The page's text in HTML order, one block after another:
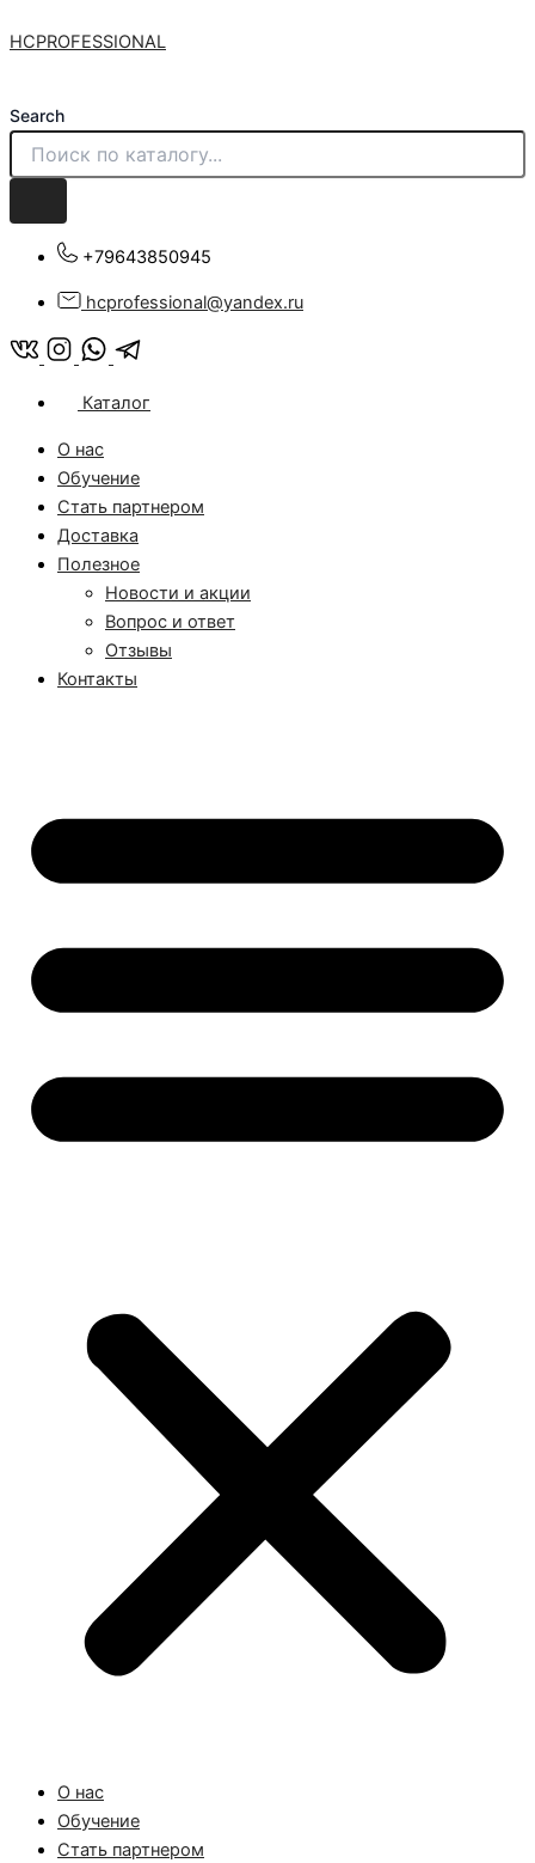
к
HCPROFESSIONAL
Search
+79643850945
hcprofessional@yandex.ru
Каталог
О нас
Обучение
Стать партнером
Доставка
Полезное
Новости и акции
Вопрос и ответ
Отзывы
Контакты
О нас
Обучение
Стать партнером
товара
Professional"